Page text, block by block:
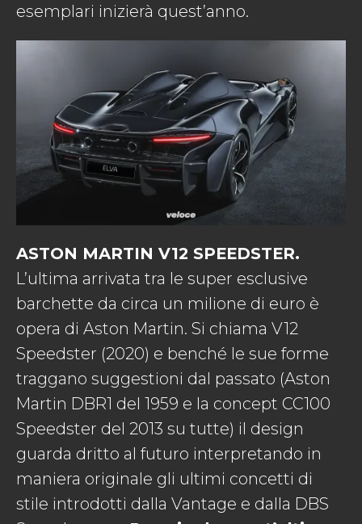
esemplari inizierà quest’anno.
ASTON MARTIN V12 SPEEDSTER.
L’ultima arrivata tra le super esclusive
barchette da circa un milione di euro è
opera di Aston Martin. Si chiama V12
Speedster (2020) e benché le sue forme
traggano suggestioni dal passato (Aston
Martin DBR1 del 1959 e la concept CC100
Speedster del 2013 su tutte) il design
guarda dritto al futuro interpretando in
maniera originale gli ultimi concetti di
stile introdotti dalla Vantage e dalla DBS